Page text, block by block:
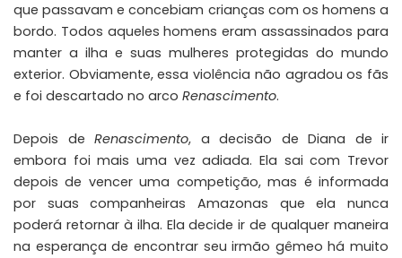
que passavam e concebiam crianças com os homens a
bordo. Todos aqueles homens eram assassinados para
manter a ilha e suas mulheres protegidas do mundo
exterior. Obviamente, essa violência não agradou os fãs
e foi descartado no arco Renascimento.
Depois de Renascimento, a decisão de Diana de ir
embora foi mais uma vez adiada. Ela sai com Trevor
depois de vencer uma competição, mas é informada
por suas companheiras Amazonas que ela nunca
poderá retornar à ilha. Ela decide ir de qualquer maneira
na esperança de encontrar seu irmão gêmeo há muito